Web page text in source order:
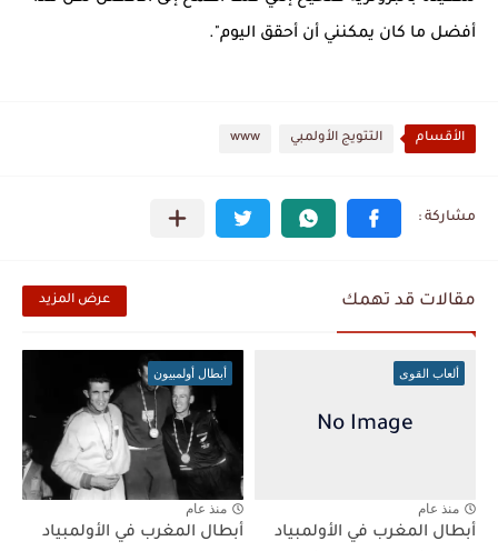
أفضل ما كان يمكنني أن أحقق اليوم".
الأقسام التتويج الأولمبي www
مقالات قد تهمك عرض المزيد
ألعاب القوى
منذ عام
أبطال المغرب في الأولمبياد
أبطال أولمبيون
منذ عام
أبطال المغرب في الأولمبياد